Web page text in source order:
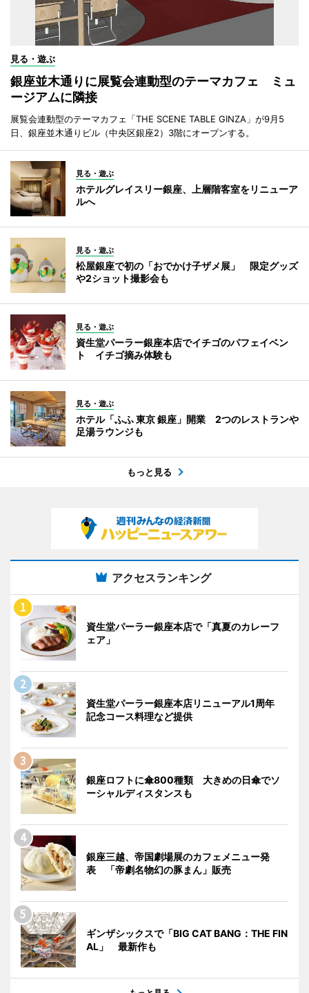
見る・遊ぶ
銀座並木通りに展覧会連動型のテーマカフェ ミュ
ージアムに隣接
展覧会連動型のテーマカフェ「THE SCENE TABLE GINZA」が9月5
日、銀座並木通りビル（中央区銀座2）3階にオープンする。
見る・遊ぶ
ホテルグレイスリー銀座、上層階客室をリニューア
ルへ
見る・遊ぶ
松屋銀座で初の「おでかけ子ザメ展」 限定グッズ
や2ショット撮影会も
見る・遊ぶ
資生堂パーラー銀座本店でイチゴのパフェイベン
ト イチゴ摘み体験も
見る・遊ぶ
ホテル「ふふ 東京 銀座」開業 2つのレストランや
足湯ラウンジも
もっと見る
アクセスランキング
資生堂パーラー銀座本店で「真夏のカレーフ
ェア」
資生堂パーラー銀座本店リニューアル1周年
記念コース料理など提供
銀座ロフトに傘800種類 大きめの日傘でソ
ーシャルディスタンスも
銀座三越、帝国劇場展のカフェメニュー発
表 「帝劇名物幻の豚まん」販売
ギンザシックスで「BIG CAT BANG：THE FIN
AL」 最新作も